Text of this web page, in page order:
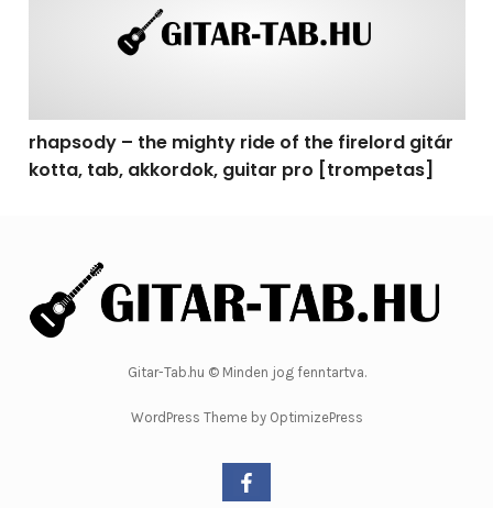
rhapsody – the mighty ride of the firelord gitár
kotta, tab, akkordok, guitar pro [trompetas]
Gitar-Tab.hu © Minden jog fenntartva.
WordPress Theme by OptimizePress